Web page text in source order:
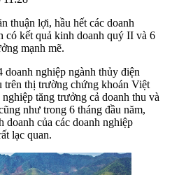
thuận lợi, hầu hết các doanh
có kết quả kinh doanh quý II và 6
mạnh mẽ.
doanh nghiệp ngành thủy điện
trên thị trường chứng khoán Việt
tăng trưởng cả doanh thu và
như trong 6 tháng đầu năm,
doanh của các doanh nghiệp
lạc quan.